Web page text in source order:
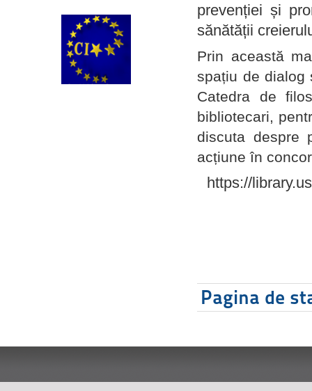
prevenției și
sănătății
Prin această
spațiu de dialog
Catedra de
bibliotecari,
discuta despre
acțiune în
https://
Pagina de